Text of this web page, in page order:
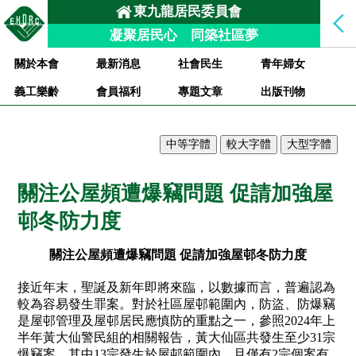
東九龍居民委員會
凝聚居民心 同築社區夢
關於本會 最新消息 社會民生
青年婦女
義工樂齡
會員福利 專題文章 出版刊物
關注公屋頻遭爆竊問題 促請加強屋
邨冬防力度
關注公屋頻遭爆竊問題 促請加強屋邨冬防力度
接近年末，聖誕及新年即將來臨，以數據而言，普遍認為
較為容易發生罪案。對於社區屋邨範圍內，防盜、防爆竊
是屋邨管理及屋邨居民應慎防的重點之一，參照2024年上
半年黃大仙警民組的相關報告，黃大仙區共發生至少31 宗